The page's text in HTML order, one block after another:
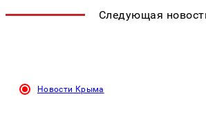
Следующая
Новости Крыма